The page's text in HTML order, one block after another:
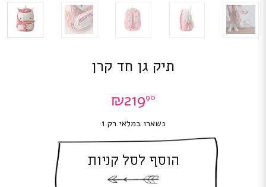
תיק גן חד קרן
₪21990
נשארו במלאי רק 1
הוסף לסל קניות